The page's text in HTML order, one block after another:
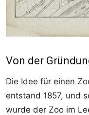
Von der
Die Idee für einen
entstand 1857, und
wurde der Zoo im